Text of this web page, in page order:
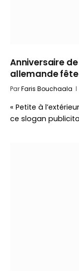
Anniversaire
allemande fête
ParFaris Bouchaala
« Petite à
ce slogan